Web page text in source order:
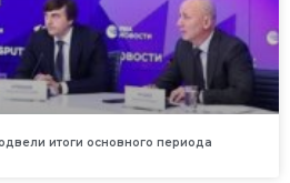
итоги основного периода